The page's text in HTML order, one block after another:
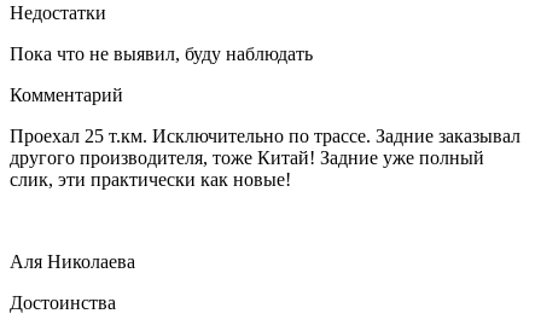
Недостатки
Пока что не выявил, буду наблюдать
Комментарий
Проехал 25 т.км. Исключительно по трассе. Задние заказывал
другого производителя, тоже Китай! Задние уже полный
слик, эти практически как новые!
Аля Николаева
Достоинства